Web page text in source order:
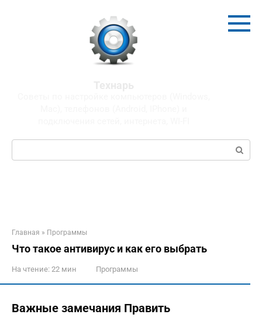
Поиск:
Главная » Программы
Что такое антивирус и как его выбрать
На чтение: 22 мин Программы
Важные замечания Править